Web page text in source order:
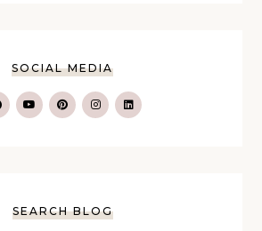
SOCIAL MEDIA
SEARCH BLOG